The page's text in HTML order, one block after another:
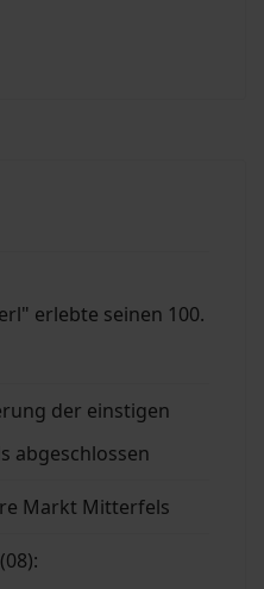
erlebte seinen 100.
der einstigen
abgeschlossen
Markt Mitterfels